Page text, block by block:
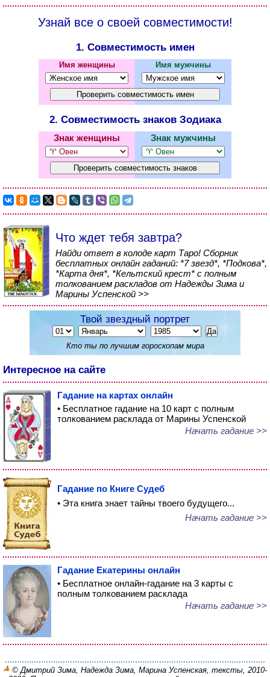
Узнай все о своей совместимости!
1. Совместимость имен
Имя женщины Имя мужчины
2. Совместимость знаков Зодиака
Знак женщины Знак мужчины
Что ждет тебя завтра?
Найди ответ в колоде карт Таро! Сборник
бесплатных онлайн гаданий: *7 звезд*, *Подкова*,
*Карта дня*, *Кельтский крест* с полным
толкованием раскладов от Надежды Зима и
Марины Успенской >>
Твой звездный портрет
Кто ты по лучшим гороскопам мира
Интересное на сайте
Гадание на картах онлайн
• Бесплатное гадание на 10 карт с полным
толкованием расклада от Марины Успенской
Начать гадание >>
Гадание по Книге Судеб
• Эта книга знает тайны твоего будущего...
Начать гадание >>
Гадание Екатерины онлайн
• Бесплатное онлайн-гадание на 3 карты с
полным толкованием расклада
Начать гадание >>
© Дмитрий Зима, Надежда Зима, Марина Успенская, тексты, 2010-